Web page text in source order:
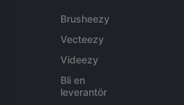
Brusheezy
Vecteezy
Videezy
Bli en
leverantör